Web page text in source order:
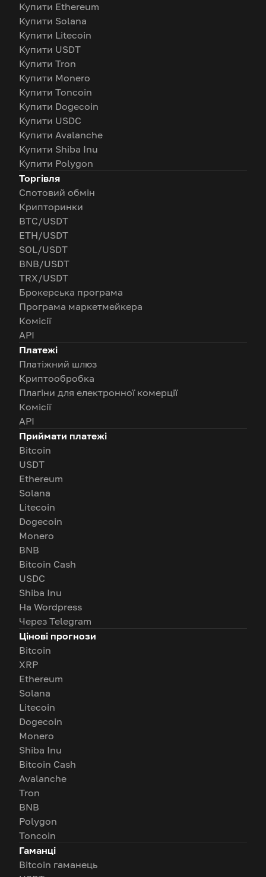
Купити Ethereum
Купити Solana
Купити Litecoin
Купити USDT
Купити Tron
Купити Monero
Купити Toncoin
Купити Dogecoin
Купити USDC
Купити Avalanche
Купити Shiba Inu
Купити Polygon
Торгівля
Спотовий обмін
Крипторинки
BTC/USDT
ETH/USDT
SOL/USDT
BNB/USDT
TRX/USDT
Брокерська програма
Програма маркетмейкера
Комісії
API
Платежі
Платіжний шлюз
Криптообробка
Плагіни для електронної комерції
Комісії
API
Приймати платежі
Bitcoin
USDT
Ethereum
Solana
Litecoin
Dogecoin
Monero
BNB
Bitcoin Cash
USDC
Shiba Inu
На Wordpress
Через Telegram
Цінові прогнози
Bitcoin
XRP
Ethereum
Solana
Litecoin
Dogecoin
Monero
Shiba Inu
Bitcoin Cash
Avalanche
Tron
BNB
Polygon
Toncoin
Гаманці
Bitcoin гаманець